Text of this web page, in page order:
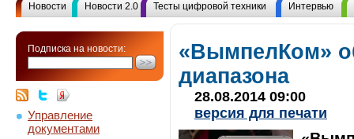
Новости Новости 2.0 Тесты цифровой техники Интервью
Подписка на новости:
Управление
документами
«ВымпелКом»
диапазона
28.08.2014 09:00
версия для печати